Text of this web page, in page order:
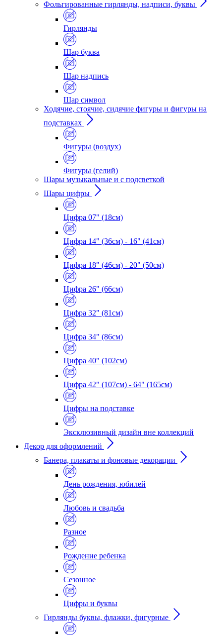
Фольгированные гирлянды, надписи, буквы
Гирлянды
Шар буква
Шар надпись
Шар символ
Ходячие, стоячие, сидячие фигуры и фигуры на
подставках
Фигуры (воздух)
Фигуры (гелий)
Шары музыкальные и с подсветкой
Шары цифры
Цифра 07" (18см)
Цифра 14" (36см) - 16" (41см)
Цифра 18" (46см) - 20" (50см)
Цифра 26" (66см)
Цифра 32" (81см)
Цифра 34" (86см)
Цифра 40" (102см)
Цифра 42" (107см) - 64" (165см)
Цифры на подставке
Эксклюзивный дизайн вне коллекций
Декор для оформлений
Банера, плакаты и фоновые декорации
День рождения, юбилей
Любовь и свадьба
Разное
Рождение ребенка
Сезонное
Цифры и буквы
Гирлянды буквы, флажки, фигурные